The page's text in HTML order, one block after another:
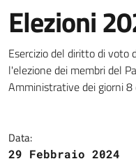
Elezioni
Notizia
Esercizio del diritto di voto
l'elezione dei membri del
Amministrative dei giorni
Data:
29 Febbraio 2024